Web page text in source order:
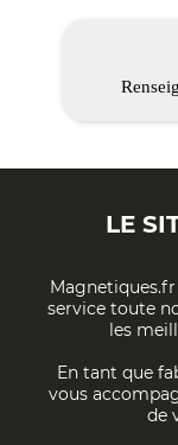
LE
service toute
les
En tant que
vous
de